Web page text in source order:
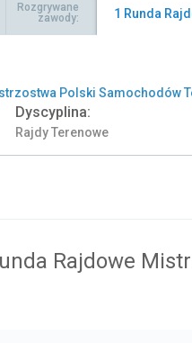
Rozgrywane
zawody:
1 Runda
Polski Samochodów
Dyscyplina:
Rajdy Terenowe
Rajdowe